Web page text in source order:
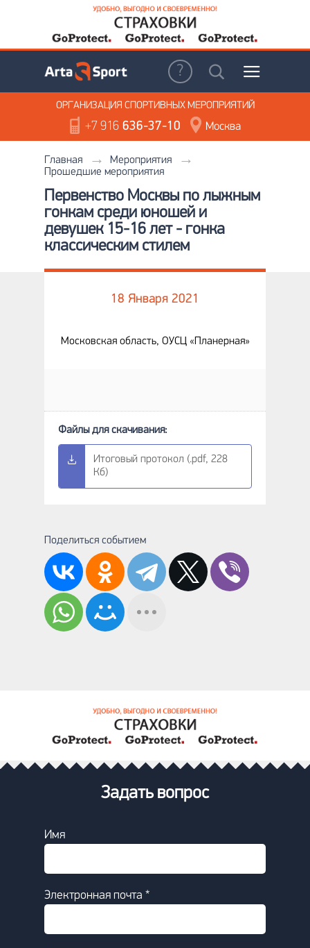
ОРГАНИЗАЦИЯ СПОРТИВНЫХ МЕРОПРИЯТИЙ
+7 916636-37-10 Москва
Главная
Мероприятия
Прошедшие мероприятия
Первенство Москвы по лыжным
гонкам среди юношей и
девушек 15-16 лет - гонка
классическим стилем
18 Января 2021
Московская область, ОУСЦ «Планерная»
Итоговый протокол (.pdf, 228
Кб)
Поделиться событием
Задать вопрос
Имя
Электронная почта *